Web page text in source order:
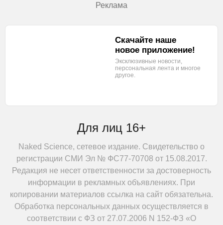
Реклама
Для лиц 16+
Naked Science, сетевое издание. Свидетельство о
регистрации СМИ Эл № ФС77-70708 от 15.08.2017.
Редакция не несет ответственности за достоверность
информации в рекламных объявлениях. При
копировании материалов ссылка на сайт обязательна.
Обработка персональных данных осуществляется в
соответствии с ФЗ от 27.07.2006 N 152-ФЗ «О
Скачайте наше
новое приложение!
Эксклюзивные новости,
персональная лента и многое
другое.